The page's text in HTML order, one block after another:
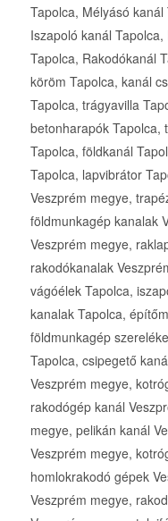
Tapolca, Mélyásó
Iszapoló kanál
Tapolca, Rakodókanál
köröm Tapolca, kanál
Tapolca, trágyavilla
betonharapók Tapolca,
Tapolca, földkanál
Tapolca, lapvibrátor
Veszprém megye,
földmunkagép kanalak
Veszprém megye,
rakodókanalak
vágóélek Tapolca,
kanalak Tapolca,
földmunkagép
Tapolca, csipegető
Veszprém megye,
rakodógép kanál
megye, pelikán kanál
Veszprém megye,
homlokrakodó gépek
Veszprém megye,